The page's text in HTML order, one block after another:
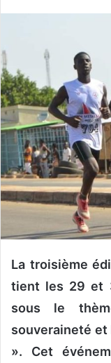
r
u
n
c
o
u
r
r
i
e
l
La troisième
tient les 29 et
sous le
souveraineté et
». Cet